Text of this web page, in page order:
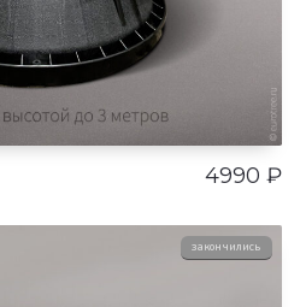
4990 ₽
закончились